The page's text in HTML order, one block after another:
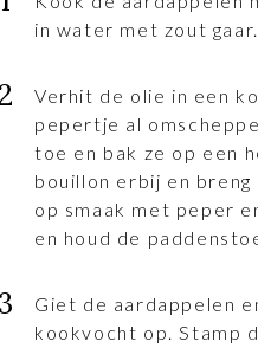
in water met zout gaar.
Verhit de olie in een
pepertje al
toe en bak ze op een
bouillon erbij en
op smaak met peper
en houd de
Giet de aardappelen
kookvocht op. Stamp